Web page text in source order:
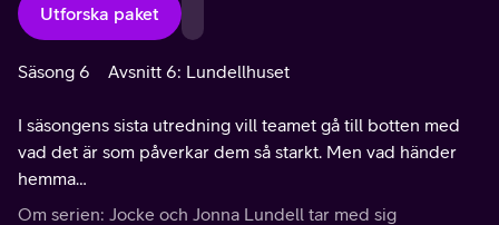
Utforska paket
Säsong 6 Avsnitt 6: Lundellhuset
I säsongens sista utredning vill teamet gå till botten med
vad det är som påverkar dem så starkt. Men vad händer
hemma…
Om serien: Jocke och Jonna Lundell tar med sig